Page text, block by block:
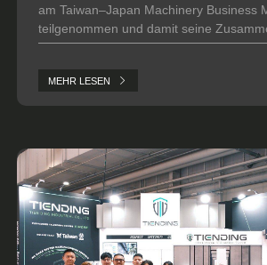
am Taiwan–Japan Machinery Business
teilgenommen und damit seine
japanischen
MEHR LESEN